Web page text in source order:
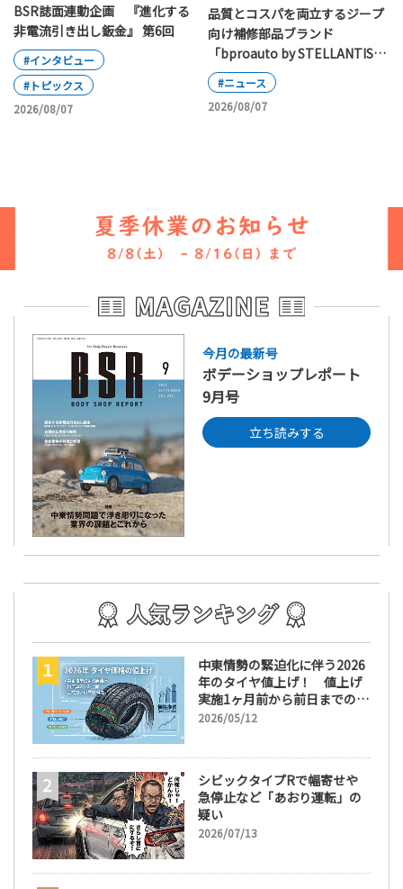
BSR誌面連動企画 『進化する
非電流引き出し鈑金』 第6回
#インタビュー
#トピックス
2026/08/07
品質とコスパを両立するジープ
向け補修部品ブランド
「bproauto by STELLANTIS」
が日本上陸
#ニュース
2026/08/07
今月の最新号
ボデーショップレポート
9月号
立ち読みする
中東情勢の緊迫化に伴う2026
年のタイヤ値上げ！ 値上げ
実施1ヶ月前から前日までの期
間が販売において極めて重要
2026/05/12
シビックタイプRで幅寄せや
急停止など「あおり運転」の
疑い
2026/07/13